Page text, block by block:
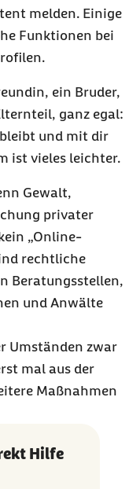
melden. Einige
Funktionen bei
ein Bruder,
ganz egal:
und mit dir
ist vieles leichter.
Gewalt,
privater
„Online-
rechtliche
Beratungsstellen,
und Anwälte
Umständen zwar
mal aus der
Maßnahmen
Hilfe